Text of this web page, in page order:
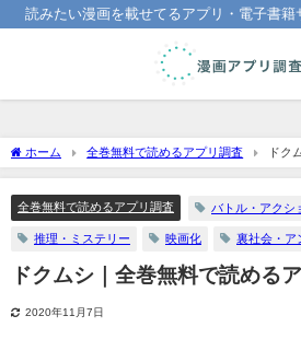
読みたい漫画を載せてるアプリ・電子書籍
ホーム 全巻無料で読めるアプリ調査
ドク
査！
全巻無料で読めるアプリ調査 バトル・アクシ
推理・ミステリー 映画化 裏社会・ア
ドクムシ｜全巻無料で読める
2020年11月7日